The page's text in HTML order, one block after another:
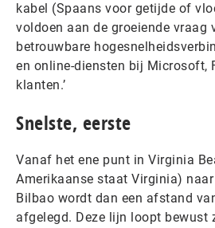
kabel (Spaans voor getijde of
voldoen aan de groeiende vraag
betrouwbare
en online-diensten bij Microsoft,
klanten.’
Snelste, eerste
Vanaf het ene punt in Virginia
Amerikaanse staat Virginia)
Bilbao wordt dan een afstand
afgelegd. Deze lijn loopt bewust